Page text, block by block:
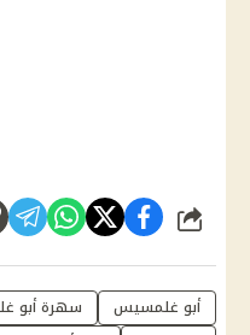
شارك
أبو غلمسيس سهرة أبو